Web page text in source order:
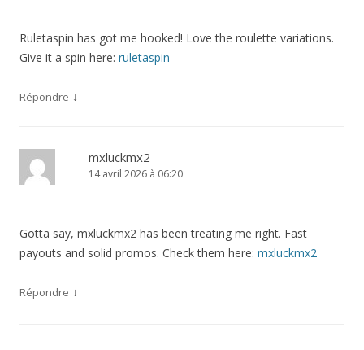
Ruletaspin has got me hooked! Love the roulette variations.
Give it a spin here: ruletaspin
Répondre ↓
mxluckmx2
14 avril 2026 à 06:20
Gotta say, mxluckmx2 has been treating me right. Fast
payouts and solid promos. Check them here: mxluckmx2
Répondre ↓